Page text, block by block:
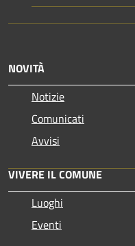
NOVITÀ
Notizie
Comunicati
Avvisi
VIVERE IL COMUNE
Luoghi
Eventi